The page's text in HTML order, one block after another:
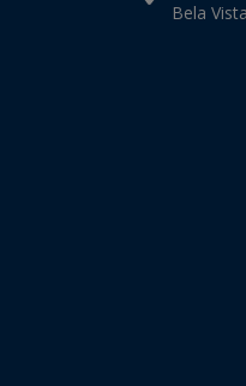
Bela